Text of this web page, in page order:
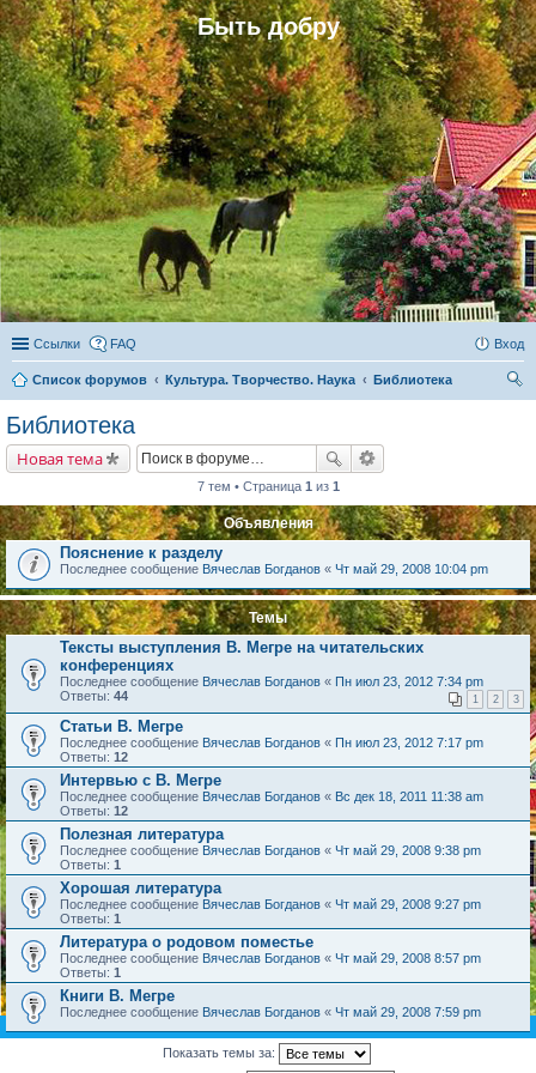
Быть добру
Ссылки FAQ Вход
Список форумов Культура. Творчество. Наука
Библиотека
Библиотека
Новая тема
7 тем • Страница 1 из 1
Объявления
Пояснение к разделу
Последнее сообщение Вячеслав Богданов « Чт май 29, 2008 10:04 pm
Темы
Тексты выступления В. Мегре на читательских
конференциях
Последнее сообщение Вячеслав Богданов « Пн июл 23, 2012 7:34 pm
Ответы: 44 1 2 3
Статьи В. Мегре
Последнее сообщение Вячеслав Богданов « Пн июл 23, 2012 7:17 pm
Ответы: 12
Интервью с В. Мегре
Последнее сообщение Вячеслав Богданов « Вс дек 18, 2011 11:38 am
Ответы: 12
Полезная литература
Последнее сообщение Вячеслав Богданов « Чт май 29, 2008 9:38 pm
Ответы: 1
Хорошая литература
Последнее сообщение Вячеслав Богданов « Чт май 29, 2008 9:27 pm
Ответы: 1
Литература о родовом поместье
Последнее сообщение Вячеслав Богданов « Чт май 29, 2008 8:57 pm
Ответы: 1
Книги В. Мегре
Последнее сообщение Вячеслав Богданов « Чт май 29, 2008 7:59 pm
Показать темы за: